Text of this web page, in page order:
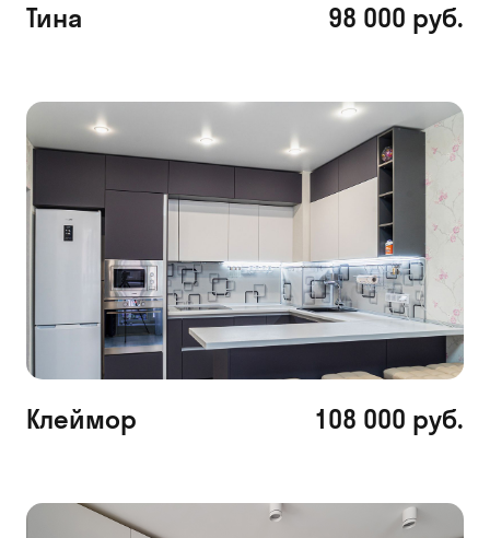
Тина 98 000 руб.
Клеймор 108 000 руб.